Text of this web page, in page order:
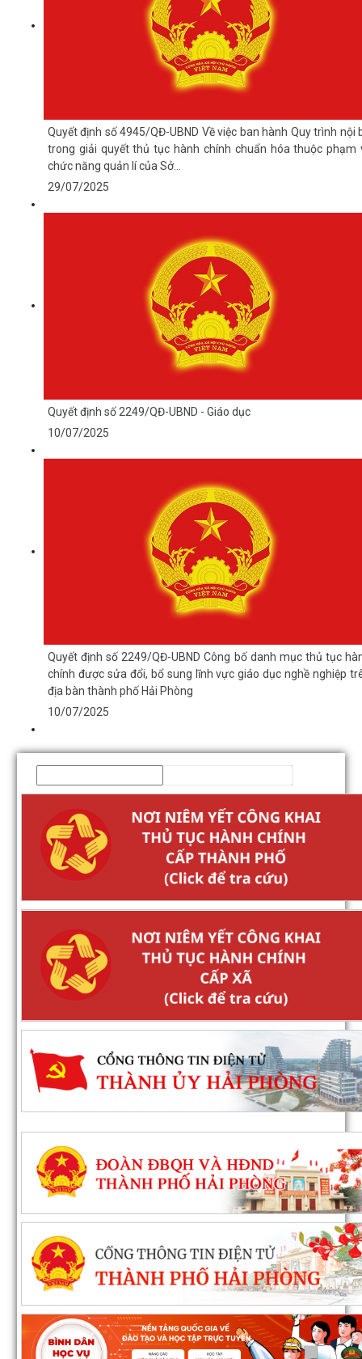
Quyết định số 4945/QĐ-UBND Về việc ban hành Quy trình nội
trong giải quyết thủ tục hành chính chuẩn hóa thuộc phạm
chức năng quản lí của Sở...
29/07/2025
Quyết định số 2249/QĐ-UBND - Giáo dục
10/07/2025
Quyết định số 2249/QĐ-UBND Công bố danh mục thủ tục
chính được sửa đổi, bổ sung lĩnh vực giáo dục nghề nghiệp
địa bàn thành phố Hải Phòng
10/07/2025